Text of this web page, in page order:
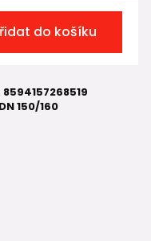
do košíku
8594157268519
DN 150/160